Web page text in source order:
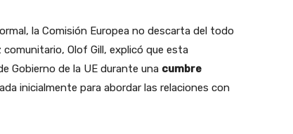
la Comisión Europea no descarta del todo
Olof Gill, explicó que esta
Gobierno de la UE durante una cumbre
inicialmente para abordar las relaciones con